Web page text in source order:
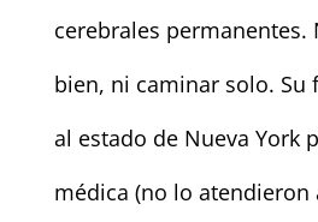
cerebrales permanentes.
bien, ni caminar solo. Su
al estado de Nueva York
médica (no lo atendieron